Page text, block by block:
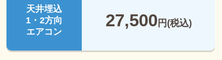
天井埋込
1・2方向
エアコン
27,500 円(税込)